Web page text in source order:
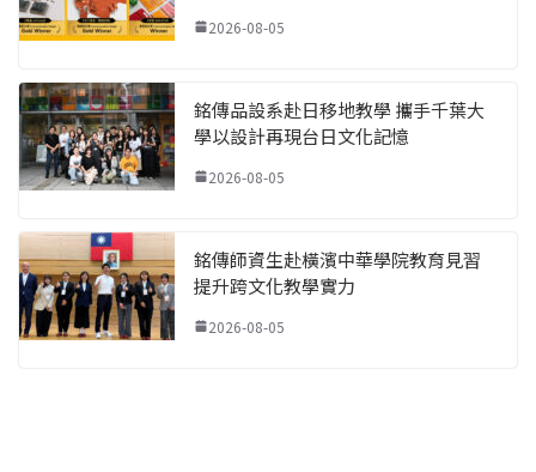
2026-08-05
銘傳品設系赴日移地教學 攜手千葉大
學以設計再現台日文化記憶
2026-08-05
銘傳師資生赴橫濱中華學院教育見習
提升跨文化教學實力
2026-08-05